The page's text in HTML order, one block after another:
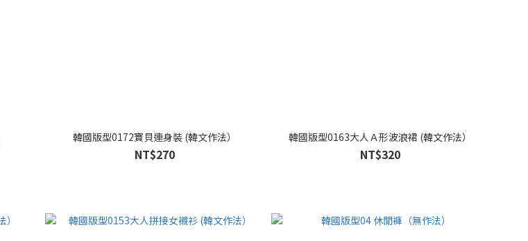
韓國版型0172寶貝連身裝 (韓文作法）
NT$270
韓國版型0163大人Ａ形波浪裙 (韓文作法）
NT$320